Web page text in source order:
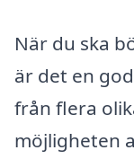
När du ska
är det en
från flera
möjligheten